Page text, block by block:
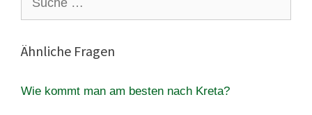
nach:
Ähnliche Fragen
Wie kommt man am besten nach Kreta?